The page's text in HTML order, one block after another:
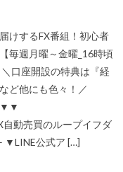
けするFX番組！初心者
毎週月曜～金曜_16時頃
口座開設の特典は『経
など他にも色々！／
▼▼
動売買のループイフダ
公式ア […]